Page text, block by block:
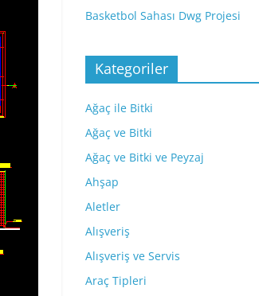
Basketbol Sahası Dwg Projesi
Kategoriler
Ağaç ile Bitki
Ağaç ve Bitki
Ağaç ve Bitki ve Peyzaj
Ahşap
Aletler
Alışveriş
Alışveriş ve Servis
Araç Tipleri